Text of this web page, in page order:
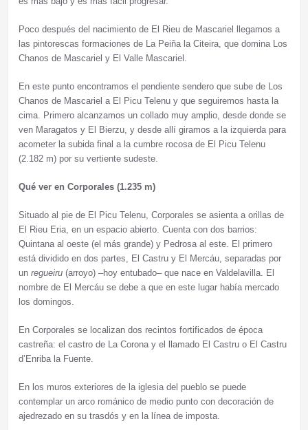
Poco después del nacimiento de El Rieu de Mascariel llegamos a
las pintorescas formaciones de La Peiña la Citeira, que domina Los
Chanos de Mascariel y El Valle Mascariel.
En este punto encontramos el pendiente sendero que sube de Los
Chanos de Mascariel a El Picu Telenu y que seguiremos hasta la
cima. Primero alcanzamos un collado muy amplio, desde donde se
ven Maragatos y El Bierzu, y desde allí giramos a la izquierda para
acometer la subida final a la cumbre rocosa de El Picu Telenu
(2.182 m) por su vertiente sudeste.
Qué ver en Corporales (1.235 m)
Situado al pie de El Picu Telenu, Corporales se asienta a orillas de
El Rieu Eria, en un espacio abierto. Cuenta con dos barrios:
Quintana al oeste (el más grande) y Pedrosa al este. El primero
está dividido en dos partes, El Castru y El Mercáu, separadas por
un regueiru(arroyo) –hoy entubado– que nace en Valdelavilla. El
nombre de El Mercáu se debe a que en este lugar había mercado
los domingos.
En Corporales se localizan dos recintos fortificados de época
castreña: el castro de La Corona y el llamado El Castru o El Castru
d’Enriba la Fuente.
En los muros exteriores de la iglesia del pueblo se puede
contemplar un arco románico de medio punto con decoración de
ajedrezado en su trasdós y en la línea de imposta.